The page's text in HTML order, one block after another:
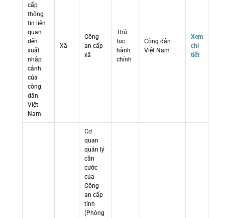
cấp
thông
tin liên
quan
đến
xuất
nhập
cảnh
của
công
dân
Việt
Nam
Xã
Công
an cấp
xã
Thủ
tục
hành
chính
Công dân
Việt Nam
Xem
chi
tiết
Cơ
quan
quản lý
căn
cước
của
Công
an cấp
tỉnh
(Phòng